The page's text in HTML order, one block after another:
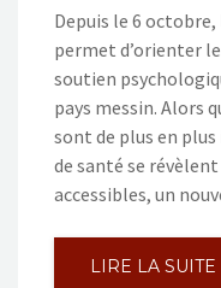
Depuis le 6
permet d’orienter
soutien
pays messin. Alors
sont de plus en
de santé se
accessibles, un
LIRE LA SUITE